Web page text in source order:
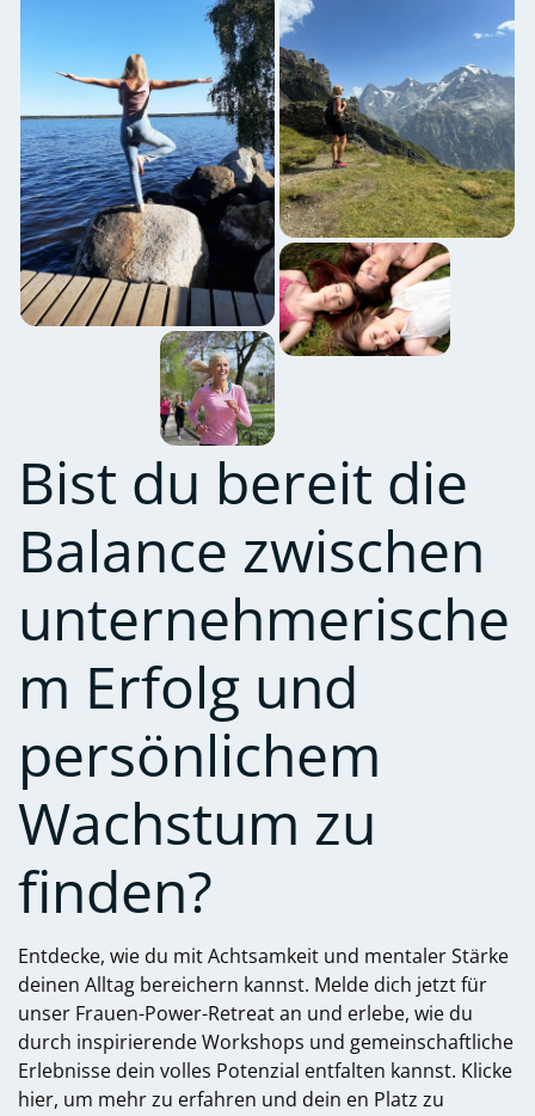
Bist du bereit die
Balance zwischen
unternehmerische
m Erfolg und
persönlichem
Wachstum zu
finden?
Entdecke, wie du mit Achtsamkeit und mentaler Stärke
deinen Alltag bereichern kannst. Melde dich jetzt für
unser Frauen-Power-Retreat an und erlebe, wie du
durch inspirierende Workshops und gemeinschaftliche
Erlebnisse dein volles Potenzial entfalten kannst. Klicke
hier, um mehr zu erfahren und dein en Platz zu